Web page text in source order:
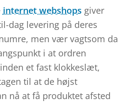
internet webshops giver
dag levering på deres
men vær vagtsom da
i at ordren
et fast klokkeslæt,
til at de højst
nå at få produktet afsted